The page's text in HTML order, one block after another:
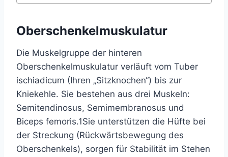
Oberschenkelmuskulatur
Die Muskelgruppe der hinteren
Oberschenkelmuskulatur verläuft vom Tuber
ischiadicum (Ihren „Sitzknochen“) bis zur
Kniekehle. Sie bestehen aus drei Muskeln:
Semitendinosus, Semimembranosus und
Biceps femoris.1Sie unterstützen die Hüfte bei
der Streckung (Rückwärtsbewegung des
Oberschenkels), sorgen für Stabilität im Stehen